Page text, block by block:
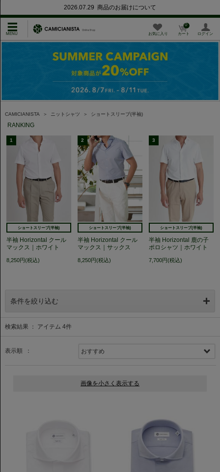
2026.07.29 商品のお届けについて
お気に入り カート
0
ログイン
CAMICIANISTA ＞ ニットシャツ ＞ ショートスリーブ(半袖)
RANKING
1
ショートスリーブ(半袖)
半袖 Horizontal クール
マックス｜ホワイト
8,250円(税込)
2
ショートスリーブ(半袖)
半袖 Horizontal クール
マックス｜サックス
8,250円(税込)
3
ショートスリーブ(半袖)
半袖 Horizontal 鹿の子
ポロシャツ｜ホワイト
7,700円(税込)
条件を絞り込む
検索結果 ： アイテム 4件
表示順 ：